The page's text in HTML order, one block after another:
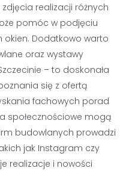
realizacji różnych
pomóc w podjęciu
okien. Dodatkowo warto
oraz wystawy
– to doskonała
się z ofertą
fachowych porad
społecznościowe mogą
budowlanych prowadzi
jak Instagram czy
realizacje i nowości